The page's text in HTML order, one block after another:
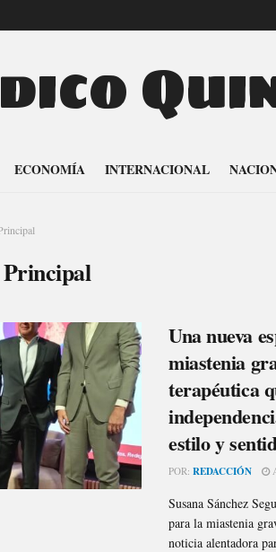
ECONOMÍA INTERNACIONAL
Principal
Una nueva
miastenia
terapéutica
estilo y
POR: REDACCIÓN
Susana Sánchez
para la miastenia
noticia alentadora